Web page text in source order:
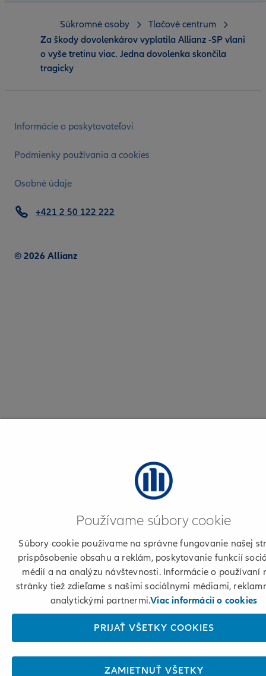
Informácie o poskytovateľovi
Podmienky používania a cookies
Osobné údaje
© 2026 Allianz
+421 2 50 122 222
Súkromné osoby
Tlačové centrum
Za škody dovolenkárov vyplatila Allianz -SP vlani
o vyše tretinu viac. Jedna dovolenka skončila
tragicky
Používame súbory cookie
Súbory cookie používame na správne fungovanie našej
prispôsobenie obsahu a reklám, poskytovanie funkcií
médií a na analýzu návštevnosti. Informácie o používaní
stránky tiež zdieľame s našimi sociálnymi médiami,
analytickými partnermi.Viac informácií o cookies
PRIJAŤ VŠETKY COOKIES
ZAMIETNUŤ VŠETKY